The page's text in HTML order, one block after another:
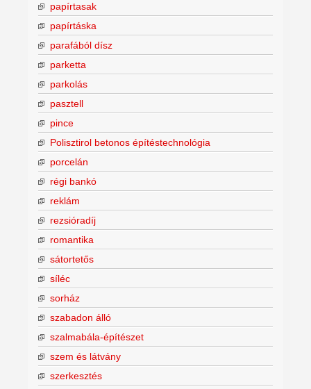
papírtasak
papírtáska
parafából dísz
parketta
parkolás
pasztell
pince
Polisztirol betonos építéstechnológia
porcelán
régi bankó
reklám
rezsióradíj
romantika
sátortetős
síléc
sorház
szabadon álló
szalmabála-építészet
szem és látvány
szerkesztés